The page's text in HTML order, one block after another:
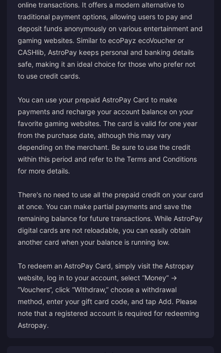
online transactions. It offers a modern alternative to
traditional payment options, allowing users to pay and
deposit funds anonymously on various entertainment and
gaming websites. Similar to ecoPayz ecoVoucher or
CASHlib, AstroPay keeps personal and banking details
safe, making it an ideal choice for those who prefer not
to use credit cards.
You can use your prepaid AstroPay Card to make
payments and recharge your account balance on your
favorite gaming websites. The card is valid for one year
from the purchase date, although this may vary
depending on the merchant. Be sure to use the credit
within this period and refer to the Terms and Conditions
for more details.
There's no need to use all the prepaid credit on your card
at once. You can make partial payments and save the
remaining balance for future transactions. While AstroPay
digital cards are not reloadable, you can easily obtain
another card when your balance is running low.
To redeem an AstroPay Card, simply visit the Astropay
website, log in to your account, select “Money” →
”Vouchers“, click “Withdraw,” choose a withdrawal
method, enter your gift card code, and tap Add. Please
note that a registered account is required for redeeming
Astropay.